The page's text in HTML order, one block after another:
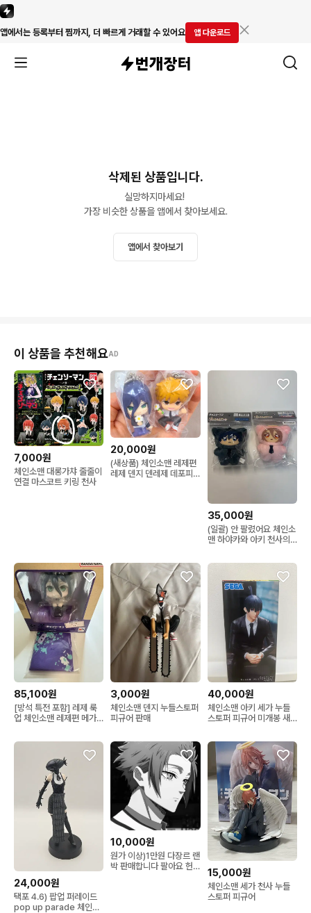
앱에서는 등록부터 찜까지, 더 빠르게 거래할 수 있어요 앱 다운로드
삭제된 상품입니다.
실망하지마세요!
가장 비슷한 상품을 앱에서 찾아보세요.
앱에서 찾아보기
이 상품을 추천해요AD
7,000원
체인소맨 대롱가챠 줄줄이
연결 마스코트 키링 천사
20,000원
(새상품) 체인소맨 레제편
레제 덴지 덴레제 데포피
35,000원
(일괄) 안 팔렸어요 체인소
맨 하야카와 아키 천사의
85,100원
[방석 특전 포함] 레제 룩
업 체인소맨 레제편 메가
3,000원
체인소맨 덴지 누들스토퍼
피규어 판매
40,000원
체인소맨 아키 세가 누들
스토퍼 피규어 미개봉 새
24,000원
택포 4.6) 팝업 퍼레이드
pop up parade 체인소
10,000원
원가 이상)1만원 다장르 랜
박 판매합니다 팔아요 헌
15,000원
체인소맨 세가 천사 누들
스토퍼 피규어